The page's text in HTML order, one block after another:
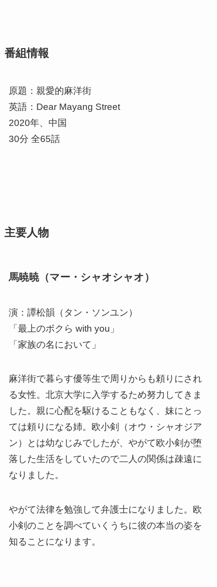
番組情報
原題：親愛的麻洋街
英語：Dear Mayang Street
2020年、中国
30分 全65話
主要人物
馬暁暁（マー・シャオシャオ）
演：譚松韻（タン・ソンユン）
「最上のボクら with you」
「家族の名において」
麻洋街で暮らす優等生で周りからも頼りにされ
る女性。北京大学に入学するため努力してきま
した。親に心配を駆けることもなく、妹にとっ
ては頼りになる姉。欧小剣（オウ・シャオジア
ン）とは幼なじみでしたが、やがて欧小剣が堕
落した生活をしていたので二人の関係は疎遠に
なりました。
やがて法律を勉強して弁護士になりました。欧
小剣のことを調べていくうちに彼の本当の姿を
知ることになります。